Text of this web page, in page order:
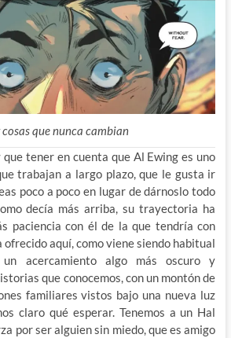
cosas que nunca cambian
tener en cuenta que Al Ewing es uno
trabajan a largo plazo, que le gusta ir
poco a poco en lugar de dárnoslo todo
decía más arriba, su trayectoria ha
paciencia con él de la que tendría con
ofrecido aquí, como viene siendo habitual
acercamiento algo más oscuro y
que conocemos, con un montón de
familiares vistos bajo una nueva luz
claro qué esperar. Tenemos a un Hal
por ser alguien sin miedo, que es amigo